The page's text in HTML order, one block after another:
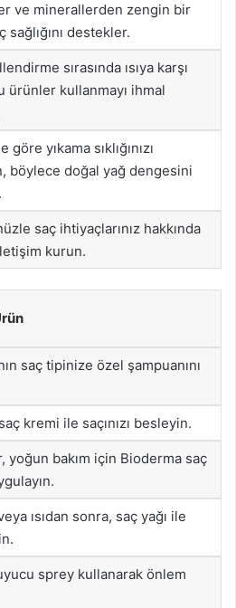
ve minerallerden zengin bir
sağlığını destekler.
sırasında ısıya karşı
ürünler kullanmayı ihmal
göre yıkama sıklığınızı
böylece doğal yağ dengesini
saç ihtiyaçlarınız hakkında
kurun.
saç tipinize özel şampuanını
kremi ile saçınızı besleyin.
yoğun bakım için Bioderma saç
ısıdan sonra, saç yağı ile
sprey kullanarak önlem